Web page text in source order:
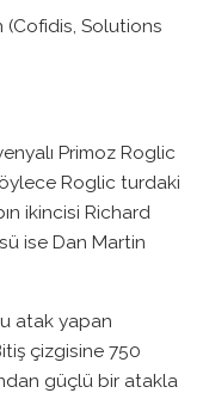
(Cofidis, Solutions
Primoz Roglic
Roglic turdaki
ikincisi Richard
ise Dan Martin
atak yapan
çizgisine 750
güçlü bir atakla